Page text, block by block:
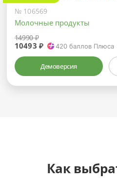
№ 106569
Молочные продукты
14990 ₽
10493 ₽ 420 баллов Плюса
Демоверсия
Как